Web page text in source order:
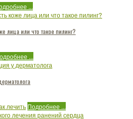
...
лица или что такое пилинг?
...
лечить Подробнее ...